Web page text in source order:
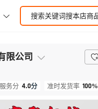
限公司
务分 4.0分 准时发货率 100%